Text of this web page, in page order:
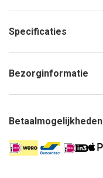
Specificaties
Bezorginformatie
Betaalmogelijkheden